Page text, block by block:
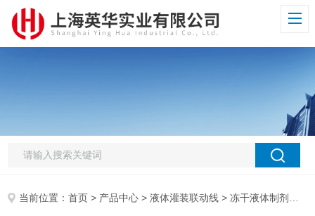
当前位置：首页 > 产品中心 >液体灌装联动线 > 冻干液体制剂生产线